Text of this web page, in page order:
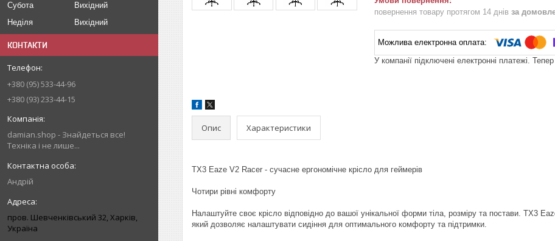
Субота
Вихідний
Неділя
Вихідний
КОНТАКТИ
+380 (95) 533-44-96
+380 (93) 233-44-15
damian.shop - Знайдеться все!
Техніка і не лише...
Андрій
пров. Шевченківський 32, Харків,
Україна
повернення товару протягом 14 днів за
У компанії підключені електронні платежі.
Опис Характеристики
TX3 Eaze V2 Racer - сучасне ергономічне крісло для геймерів
Чотири рівні комфорту
Налаштуйте своє крісло відповідно до вашої унікальної форми тіла, розміру та постави. TX3
який дозволяє налаштувати сидіння для оптимального комфорту та підтримки.